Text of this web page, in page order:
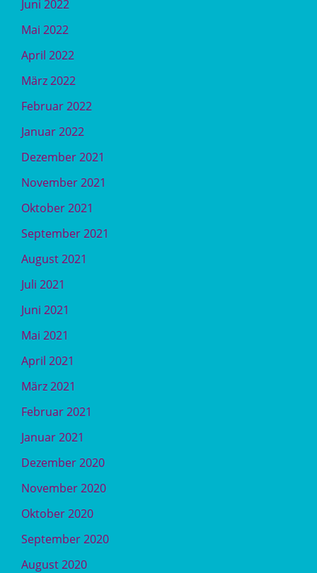
Juni 2022
Mai 2022
April 2022
März 2022
Februar 2022
Januar 2022
Dezember 2021
November 2021
Oktober 2021
September 2021
August 2021
Juli 2021
Juni 2021
Mai 2021
April 2021
März 2021
Februar 2021
Januar 2021
Dezember 2020
November 2020
Oktober 2020
September 2020
August 2020